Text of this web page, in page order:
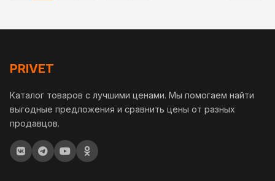
PRIVET
Каталог товаров с лучшими ценами. Мы помогаем найти
выгодные предложения и сравнить цены от разных
продавцов.